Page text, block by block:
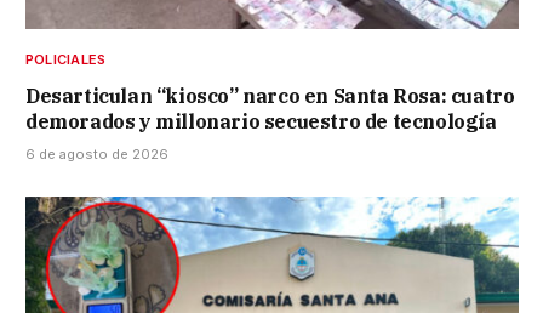
POLICIALES
Desarticulan “kiosco” narco en Santa Rosa: cuatro
demorados y millonario secuestro de tecnología
6 de agosto de 2026